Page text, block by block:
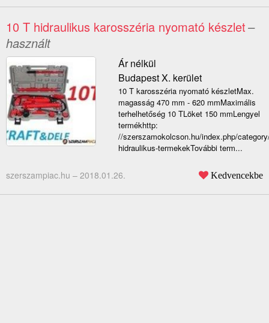
10 T hidraulikus karosszéria nyomató készlet–
használt
Ár nélkül
Budapest X. kerület
10 T karosszéria nyomató készletMax.
magasság 470 mm - 620 mmMaximális
terhelhetőség 10 TLöket 150 mmLengyel
termékhttp:
//szerszamokolcson.hu/index.php/
hidraulikus-termekekTovábbi term...
szerszampiac.hu – 2018.01.26. Kedvencekbe